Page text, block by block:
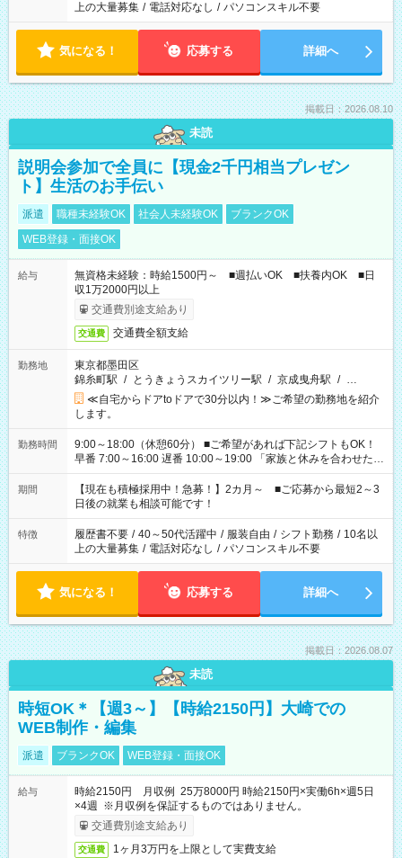
上の大量募集 / 電話対応なし / パソコンスキル不要
気になる！ 応募する 詳細へ
掲載日：2026.08.10
未読
説明会参加で全員に【現金2千円相当プレゼン
ト】生活のお手伝い
派遣 職種未経験OK 社会人未経験OK
ブランクOK
WEB登録・面接OK
給与
無資格未経験：時給1500円～ ■週払いOK ■扶養内OK ■日
収1万2000円以上
交通費別途支給あり
交通費 交通費全額支給
勤務地
東京都墨田区
錦糸町駅 / とうきょうスカイツリー駅 / 京成曳舟駅 / …
≪自宅からドアtoドアで30分以内！≫ご希望の勤務地を紹介
します。
勤務時間
9:00～18:00（休憩60分） ■ご希望があれば下記シフトもOK！
早番 7:00～16:00 遅番 10:00～19:00 「家族と休みを合わせた
い」 「余裕を持って夕飯の準備がしたい」 「できれば残業はし
たくない」 など、ご希望を教えてくださいね。 ※Wワーク希望
の方へ 今ご覧のお仕事で希望する勤務時間と、もう1つのお仕事
の勤務時間。 合計で週40時間を超える場合は応募できません。
期間
【現在も積極採用中！急募！】2カ月～ ■ご応募から最短2～3
日後の就業も相談可能です！
特徴 履歴書不要 / 40～50代活躍中 / 服装自由 / シフト勤務 / 10名以
上の大量募集 / 電話対応なし / パソコンスキル不要
気になる！ 応募する 詳細へ
掲載日：2026.08.07
未読
時短OK＊【週3～】【時給2150円】大崎での
WEB制作・編集
派遣 ブランクOK WEB登録・面接OK
給与
時給2150円 月収例 25万8000円 時給2150円×実働6h×週5日
×4週 ※月収例を保証するものではありません。
交通費別途支給あり
交通費 1ヶ月3万円を上限として実費支給